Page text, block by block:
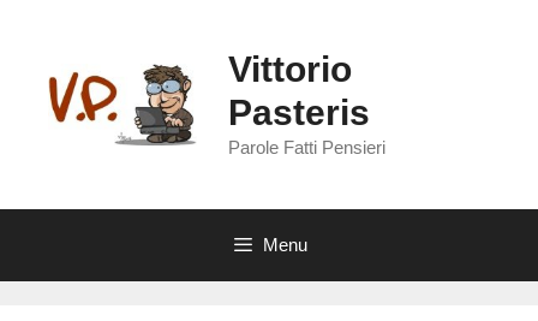
contenuto
Vittorio
Pasteris
Parole Fatti Pensieri
Menu